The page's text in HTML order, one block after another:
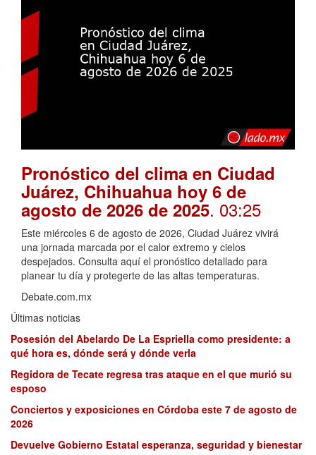
Pronóstico del clima en Ciudad
Juárez, Chihuahua hoy 6 de
agosto de 2026 de 2025. 03:25
Este miércoles 6 de agosto de 2026, Ciudad Juárez vivirá
una jornada marcada por el calor extremo y cielos
despejados. Consulta aquí el pronóstico detallado para
planear tu día y protegerte de las altas temperaturas.
Debate.com.mx
Últimas noticias
Posesión del Abelardo De La Espriella como presidente: a
qué hora es, dónde será y dónde verla
Regidora de Tecate regresa tras ataque en el que murió su
esposo
Conciertos y exposiciones en Córdoba este 7 de agosto de
2026
Devuelve Gobierno Estatal esperanza, seguridad y bienestar